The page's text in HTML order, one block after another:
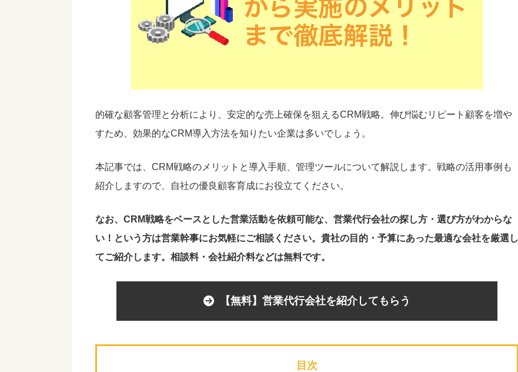
的確な顧客管理と分析により、安定的な売上確保を狙えるCRM戦略。伸び悩むリピート顧客を増や
すため、効果的なCRM導入方法を知りたい企業は多いでしょう。
本記事では、CRM戦略のメリットと導入手順、管理ツールについて解説します。戦略の活用事例も
紹介しますので、自社の優良顧客育成にお役立てください。
なお、CRM戦略をベースとした営業活動を依頼可能な、営業代行会社の探し方・選び方がわからな
い！という方は営業幹事にお気軽にご相談ください。貴社の目的・予算にあった最適な会社を厳選し
てご紹介します。相談料・会社紹介料などは無料です。
【無料】営業代行会社を紹介してもらう
目次